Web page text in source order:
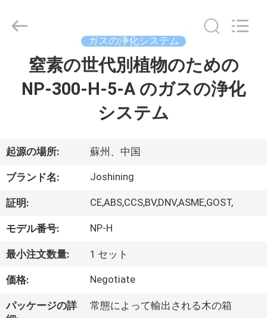
わ
た
し
た
に
2026
JoShining
Technology
Reserved.
ガスの浄化システム
窒素の世代別植物のための
NP-300-H-5-A のガスの浄化
システム
起源の場所: 蘇州、中国
ブランド名: Joshining
証明: CE,ABS,CCS,BV,DNV,ASME,GOST,
モデル番号: NP-H
最小注文数量: 1 セット
価格: Negotiate
パッケージの詳
常態によって輸出される木の箱